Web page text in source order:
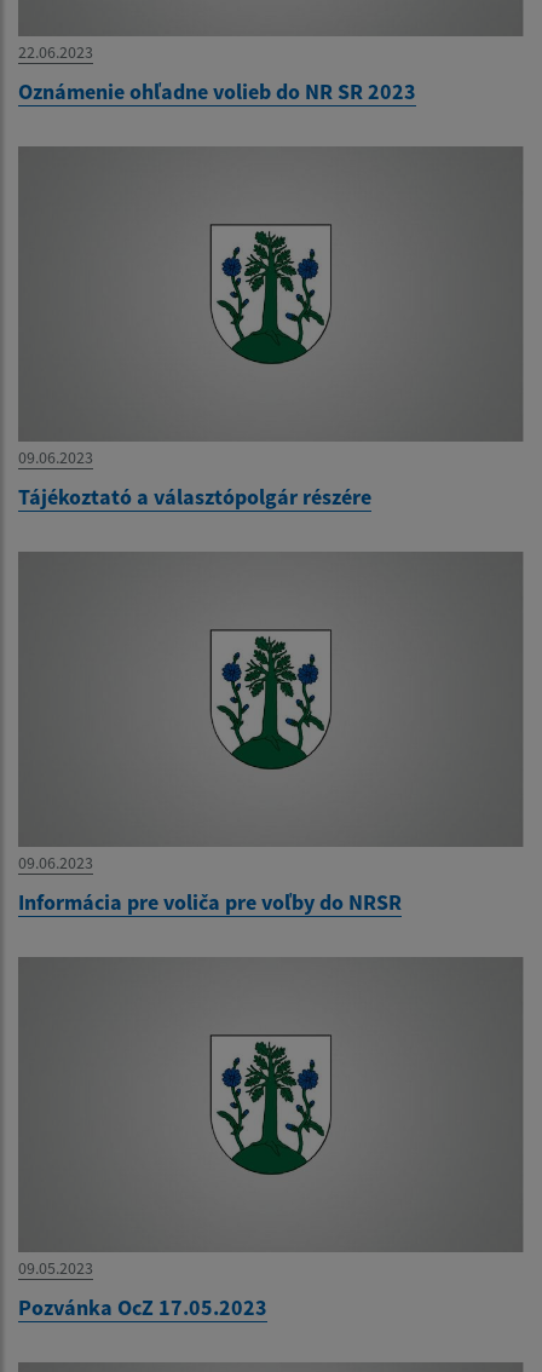
22.06.2023
Oznámenie ohľadne volieb do NR SR 2023
09.06.2023
Tájékoztató a választópolgár részére
09.06.2023
Informácia pre voliča pre voľby do NRSR
09.05.2023
Pozvánka OcZ 17.05.2023